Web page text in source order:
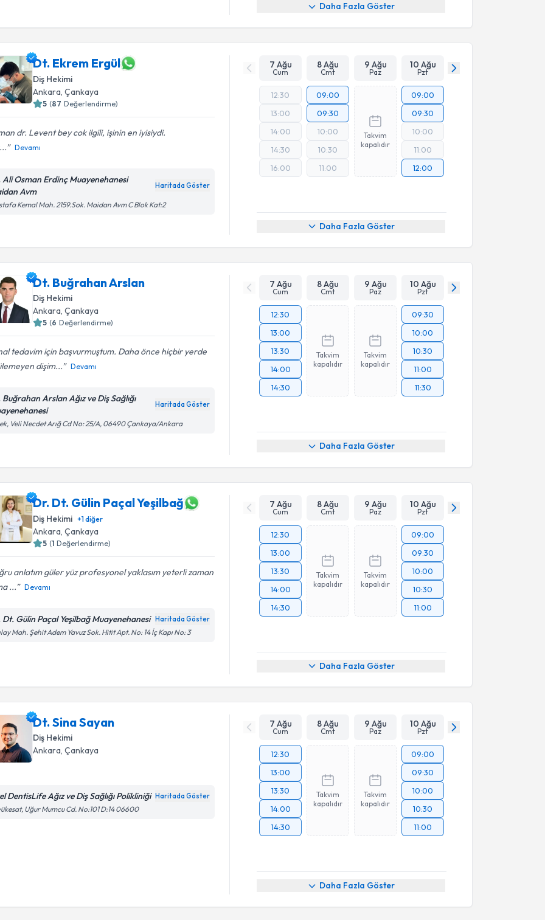
Daha Fazla Göster
Dt. Ekrem Ergül
Diş Hekimi
Ankara , Çankaya
5 (87 Değerlendirme)
dr. Levent bey cok ilgili, işinin en iyisiydi.
Devamı
Ali Osman Erdinç Muayenehanesi
Avm
Haritada Göster
Kemal Mah. 2159.Sok. Maidan Avm C Blok Kat:2
7 Ağu
Cum
8 Ağu
Cmt
9 Ağu
Paz
10 Ağu
Pzt
12:30
13:00
14:00
14:30
16:00
09:00
09:30
10:00
10:30
11:00
Takvim
kapalıdır
09:00
09:30
10:00
11:00
12:00
Daha Fazla Göster
Dt. Buğrahan Arslan
Diş Hekimi
Ankara, Çankaya
5 (6 Değerlendirme)
tedavim için başvurmuştum. Daha önce hiçbir yerde
dişim...
Devamı
Buğrahan Arslan Ağız ve Diş Sağlığı
Haritada Göster
Veli Necdet Arığ Cd No: 25/A, 06490 Çankaya/Ankara
7 Ağu
Cum
8 Ağu
Cmt
9 Ağu
Paz
10 Ağu
Pzt
12:30
13:00
13:30
14:00
14:30
Takvim
kapalıdır
Takvim
kapalıdır
09:30
10:00
10:30
11:00
11:30
Daha Fazla Göster
Dr. Dt. Gülin Paçal Yeşilbağ
Diş Hekimi +1diğer
Ankara , Çankaya
5 (1 Değerlendirme)
anlatım güler yüz profesyonel yaklasım yeterli zaman
...
Devamı
Dt. Gülin Paçal Yeşilbağ Muayenehanesi Haritada Göster
Mah. Şehit Adem Yavuz Sok. Hitit Apt. No: 14 İç Kapı No: 3
7 Ağu
Cum
8 Ağu
Cmt
9 Ağu
Paz
10 Ağu
Pzt
12:30
13:00
13:30
14:00
14:30
Takvim
kapalıdır
Takvim
kapalıdır
09:00
09:30
10:00
10:30
11:00
Daha Fazla Göster
Dt. Sina Sayan
Diş Hekimi
Ankara, Çankaya
DentisLife Ağız ve Diş Sağlığı Polikliniği Haritada Göster
Uğur Mumcu Cd. No:101 D:14 06600
7 Ağu
Cum
8 Ağu
Cmt
9 Ağu
Paz
10 Ağu
Pzt
12:30
13:00
13:30
14:00
14:30
Takvim
kapalıdır
Takvim
kapalıdır
09:00
09:30
10:00
10:30
11:00
Daha Fazla Göster